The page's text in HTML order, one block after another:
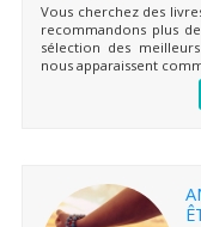
Vous cherchez des
recommandons plus
sélection des
nous apparaissent